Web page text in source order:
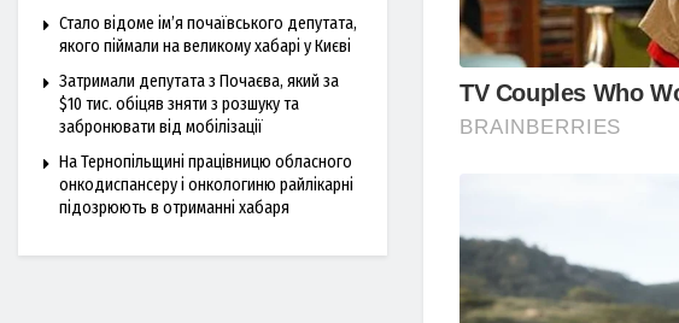
Стало відоме ім’я почаївського депутата,
якого піймали на великому хабарі у Києві
Затримали депутата з Почаєва, який за
$10 тис. обіцяв зняти з розшуку та
забронювати від мобілізації
На Тернопільщині працівницю обласного
онкодиспансеру і онкологиню райлікарні
підозрюють в отриманні хабаря